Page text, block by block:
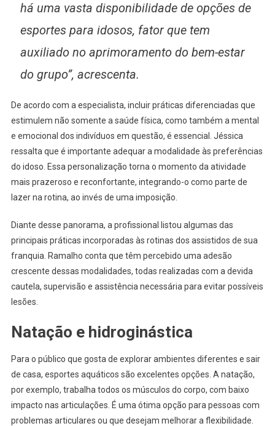
há uma vasta disponibilidade de opções de
esportes para idosos, fator que tem
auxiliado no aprimoramento do bem-estar
do grupo”, acrescenta.
De acordo com a especialista, incluir práticas diferenciadas que
estimulem não somente a saúde física, como também a mental
e emocional dos indivíduos em questão, é essencial. Jéssica
ressalta que é importante adequar a modalidade às preferências
do idoso. Essa personalização torna o momento da atividade
mais prazeroso e reconfortante, integrando-o como parte de
lazer na rotina, ao invés de uma imposição.
Diante desse panorama, a profissional listou algumas das
principais práticas incorporadas às rotinas dos assistidos de sua
franquia. Ramalho conta que têm percebido uma adesão
crescente dessas modalidades, todas realizadas com a devida
cautela, supervisão e assistência necessária para evitar possíveis
lesões.
Natação e hidroginástica
Para o público que gosta de explorar ambientes diferentes e sair
de casa, esportes aquáticos são excelentes opções. A natação,
por exemplo, trabalha todos os músculos do corpo, com baixo
impacto nas articulações. É uma ótima opção para pessoas com
problemas articulares ou que desejam melhorar a flexibilidade.